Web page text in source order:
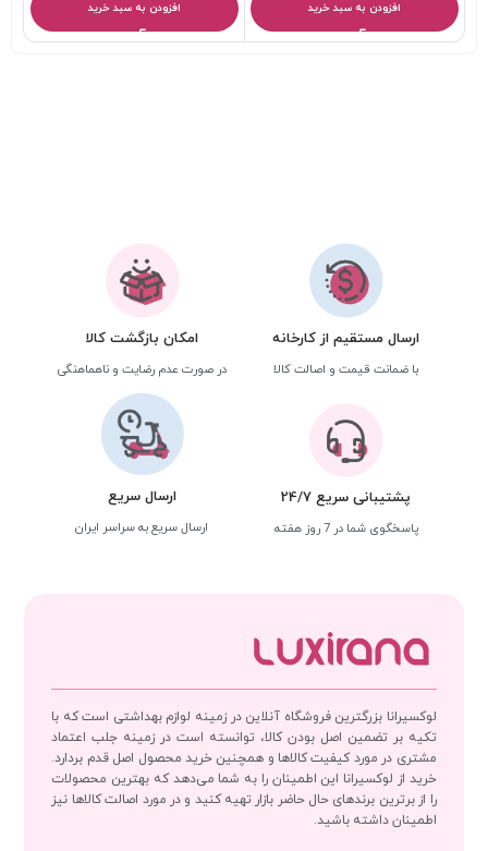
افزودن به سبد خرید افزودن به سبد خرید
ارسال مستقیم از کارخانه
با ضمانت قیمت و اصالت کالا
امکان بازگشت کالا
در صورت عدم رضایت و ناهماهنگی
پشتیبانی سریع 24/7
پاسخگوی شما در 7 روز هفته
ارسال سریع
ارسال سریع به سراسر ایران
لوکسیرانا بزرگترین فروشگاه آنلاین در زمینه لوازم بهداشتی است که با
تکیه بر تضمین اصل بودن کالا، توانسته است در زمینه جلب اعتماد
مشتری در مورد کیفیت کالاها و همچنین خرید محصول اصل قدم بردارد.
خرید از لوکسیرانا این اطمینان را به شما می‌دهد که بهترین محصولات
را از برترین برندهای حال حاضر بازار تهیه کنید و در مورد اصالت کالاها نیز
اطمینان داشته باشید.